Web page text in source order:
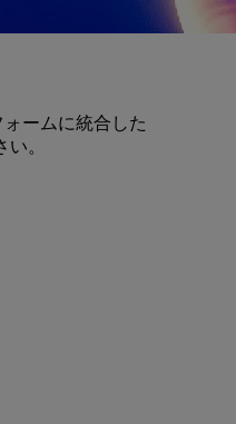
ームに統合した
。